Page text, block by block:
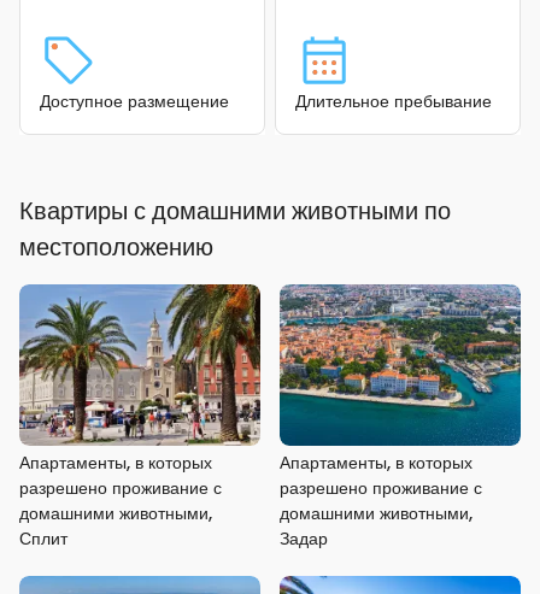
Доступное размещение Длительное пребывание
Квартиры с домашними животными по
местоположению
Апартаменты, в которых
разрешено проживание с
домашними животными,
Сплит
Апартаменты, в которых
разрешено проживание с
домашними животными,
Задар